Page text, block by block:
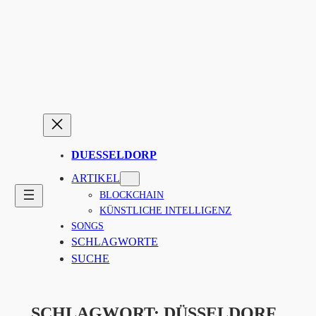
DUESSELDORP
ARTIKEL
BLOCKCHAIN
KÜNSTLICHE INTELLIGENZ
SONGS
SCHLAGWORTE
SUCHE